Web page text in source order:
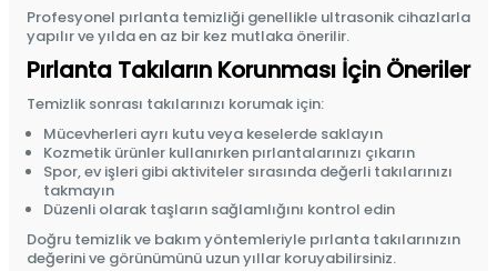
Profesyonel pırlanta temizliği genellikle ultrasonik cihazlarla
yapılır ve yılda en az bir kez mutlaka önerilir.
Pırlanta Takıların Korunması İçin Öneriler
Temizlik sonrası takılarınızı korumak için:
Mücevherleri ayrı kutu veya keselerde saklayın
Kozmetik ürünler kullanırken pırlantalarınızı çıkarın
Spor, ev işleri gibi aktiviteler sırasında değerli takılarınızı
takmayın
Düzenli olarak taşların sağlamlığını kontrol edin
Doğru temizlik ve bakım yöntemleriyle pırlanta takılarınızın
değerini ve görünümünü uzun yıllar koruyabilirsiniz.